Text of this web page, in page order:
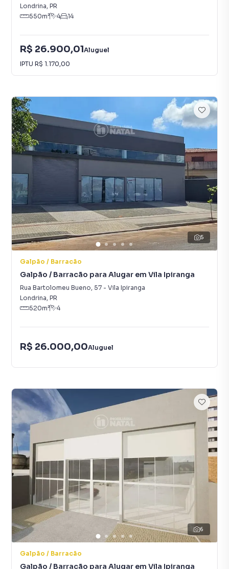
Londrina, PR
550m² 4 14
R$ 26.900,01Aluguel
IPTU R$ 1.170,00
5
Galpão / Barracão
Galpão / Barracão para Alugar em Vila Ipiranga
Rua Bartolomeu Bueno, 57 - Vila Ipiranga
Londrina, PR
520m² 4
R$ 26.000,00Aluguel
6
Galpão / Barracão
Galpão / Barracão para Alugar em Vila Ipiranga